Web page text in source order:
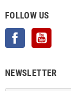
FOLLOW US
Facebook
NEWSLETTER